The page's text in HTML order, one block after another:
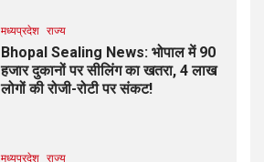
मध्यप्रदेश राज्य
Bhopal Sealing News: भोपाल में 90
हजार दुकानों पर सीलिंग का खतरा, 4 लाख
लोगों की रोजी-रोटी पर संकट!
मध्यप्रदेश राज्य